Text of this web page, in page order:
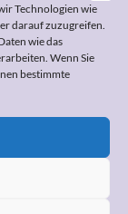
Technologien wie
darauf zuzugreifen.
wie das
Wenn Sie
bestimmte
das Thema